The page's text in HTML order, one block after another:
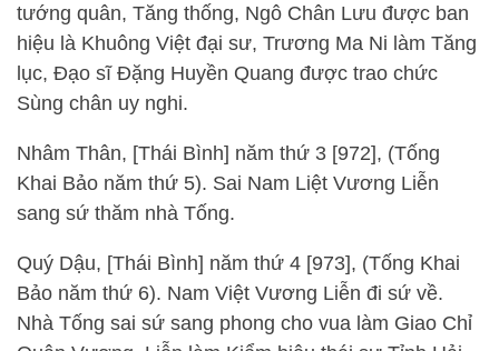
tướng quân, Tăng thống, Ngô Chân Lưu được ban
hiệu là Khuông Việt đại sư, Trương Ma Ni làm Tăng
lục, Đạo sĩ Đặng Huyền Quang được trao chức
Sùng chân uy nghi.
Nhâm Thân, [Thái Bình] năm thứ 3 [972], (Tống
Khai Bảo năm thứ 5). Sai Nam Liệt Vương Liễn
sang sứ thăm nhà Tống.
Quý Dậu, [Thái Bình] năm thứ 4 [973], (Tống Khai
Bảo năm thứ 6). Nam Việt Vương Liễn đi sứ về.
Nhà Tống sai sứ sang phong cho vua làm Giao Chỉ